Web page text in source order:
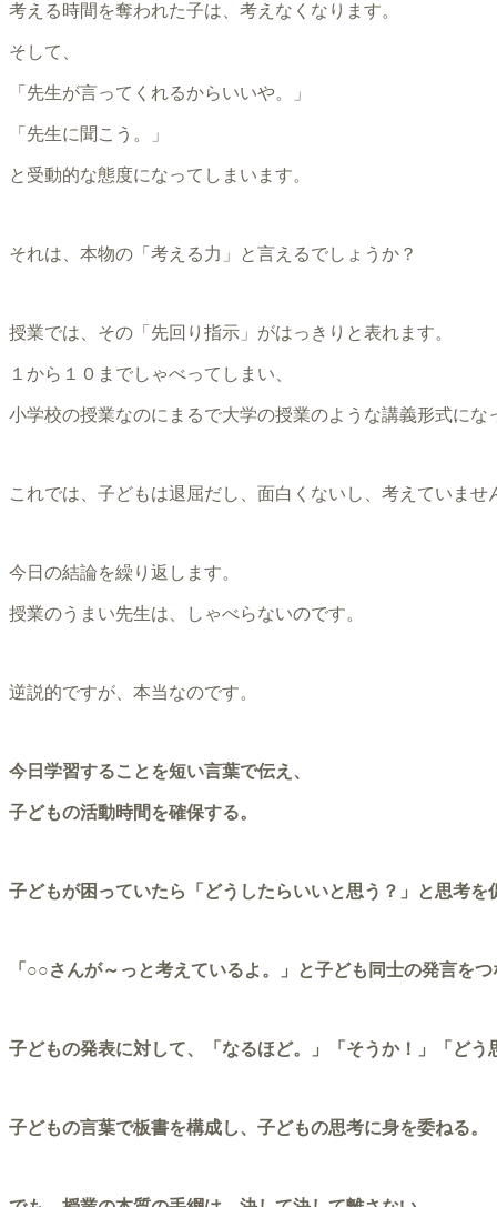
考える時間を奪われた子は、考えなくなります。
そして、
「先生が言ってくれるからいいや。」
「先生に聞こう。」
と受動的な態度になってしまいます。
それは、本物の「考える力」と言えるでしょうか？
授業では、その「先回り指示」がはっきりと表れます。
１から１０までしゃべってしまい、
小学校の授業なのにまるで大学の授業のような講義形式にな
これでは、子どもは退屈だし、面白くないし、考えていませ
今日の結論を繰り返します。
授業のうまい先生は、しゃべらないのです。
逆説的ですが、本当なのです。
今日学習することを短い言葉で伝え、
子どもの活動時間を確保する。
子どもが困っていたら「どうしたらいいと思う？」と思考を
「○○さんが～っと考えているよ。」と子ども同士の発言をつ
子どもの発表に対して、「なるほど。」「そうか！」「どう
子どもの言葉で板書を構成し、子どもの思考に身を委ねる。